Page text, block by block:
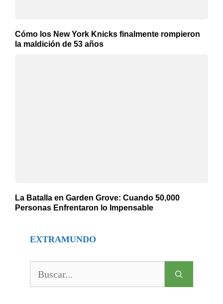
Cómo los New York Knicks finalmente rompieron
la maldición de 53 años
La Batalla en Garden Grove: Cuando 50,000
Personas Enfrentaron lo Impensable
EXTRAMUNDO